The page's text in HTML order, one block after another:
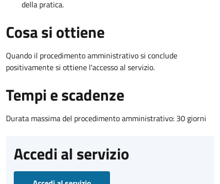
della pratica.
Cosa si ottiene
Quando il procedimento amministrativo si conclude
positivamente si ottiene l'accesso al servizio.
Tempi e scadenze
Durata massima del procedimento amministrativo: 30 giorni
Accedi al servizio